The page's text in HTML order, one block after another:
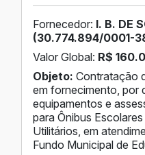
Fornecedor: I. B. DE
(30.774.894/0001-
Valor Global: R$
Objeto: Contratação
em fornecimento, por
equipamentos e
para Ônibus
Utilitários, em
Fundo Municipal de